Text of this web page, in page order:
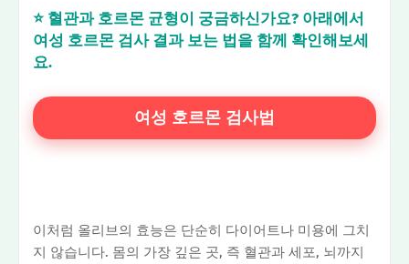
⭐ 혈관과 호르몬 균형이 궁금하신가요? 아래에서
여성 호르몬 검사 결과 보는 법을 함께 확인해보세
요.
여성 호르몬 검사법
이처럼 올리브의 효능은 단순히 다이어트나 미용에 그치
지 않습니다. 몸의 가장 깊은 곳, 즉 혈관과 세포, 뇌까지